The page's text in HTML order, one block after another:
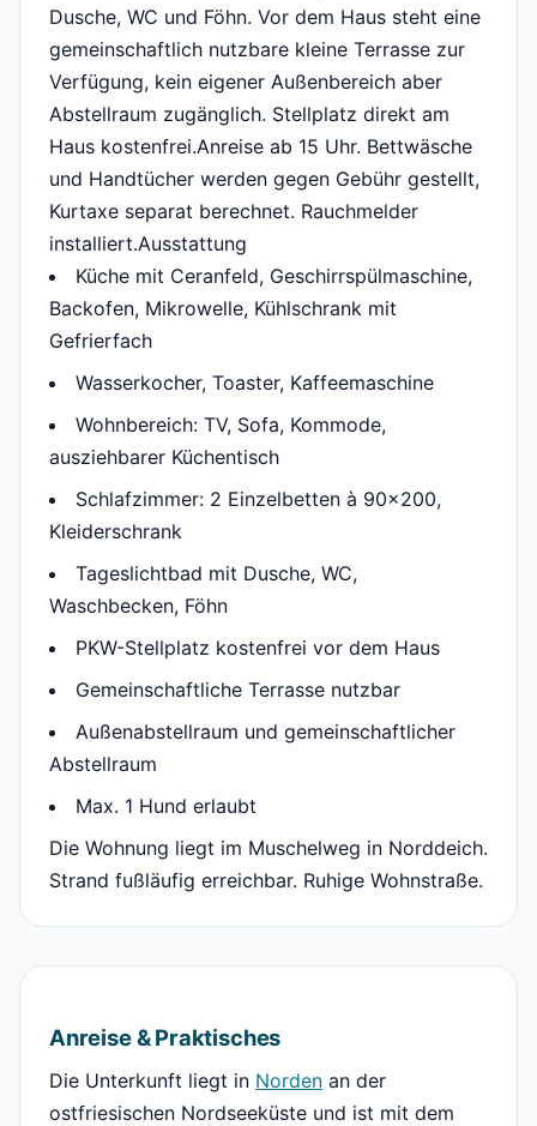
Dusche, WC und Föhn. Vor dem Haus steht eine
gemeinschaftlich nutzbare kleine Terrasse zur
Verfügung, kein eigener Außenbereich aber
Abstellraum zugänglich. Stellplatz direkt am
Haus kostenfrei.Anreise ab 15 Uhr. Bettwäsche
und Handtücher werden gegen Gebühr gestellt,
Kurtaxe separat berechnet. Rauchmelder
installiert.Ausstattung
Küche mit Ceranfeld, Geschirrspülmaschine,
Backofen, Mikrowelle, Kühlschrank mit
Gefrierfach
Wasserkocher, Toaster, Kaffeemaschine
Wohnbereich: TV, Sofa, Kommode,
ausziehbarer Küchentisch
Schlafzimmer: 2 Einzelbetten à 90x200,
Kleiderschrank
Tageslichtbad mit Dusche, WC,
Waschbecken, Föhn
PKW-Stellplatz kostenfrei vor dem Haus
Gemeinschaftliche Terrasse nutzbar
Außenabstellraum und gemeinschaftlicher
Abstellraum
Max. 1 Hund erlaubt
Die Wohnung liegt im Muschelweg in Norddeich.
Strand fußläufig erreichbar. Ruhige Wohnstraße.
Anreise & Praktisches
Die Unterkunft liegt in Norden an der
ostfriesischen Nordseeküste und ist mit dem